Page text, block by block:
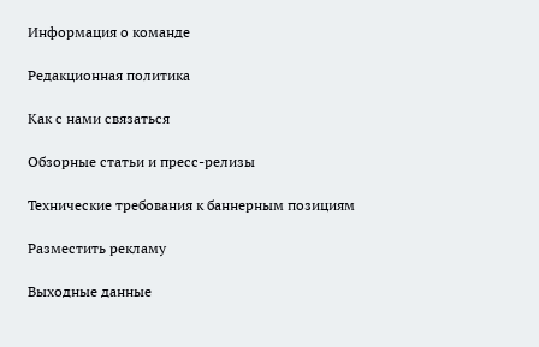
Информация о команде
Редакционная политика
Как с нами связаться
Обзорные статьи и пресс-релизы
Технические требования к баннерным позициям
Разместить рекламу
Выходные данные